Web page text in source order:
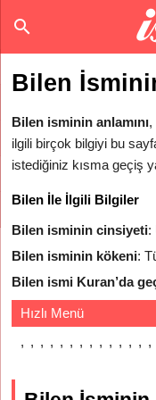
Bilen
Bilen isminin anlamını,
ilgili birçok bilgiyi bu
istediğiniz kısma geçiş
Bilen İle İlgili Bilgiler
Bilen isminin cinsiyeti:
Bilen isminin kökeni:
Bilen ismi Kuran’da
Hızlı Menü